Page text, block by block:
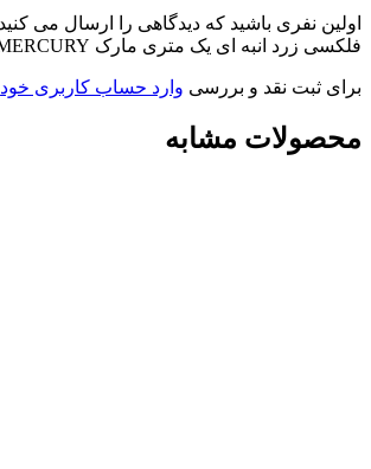
اولین نفری باشید که دیدگاهی را ارسال می
فلکسی زرد انبه ای یک متری مارک MERCURY”
برای ثبت نقد و بررسی وارد حساب کاربری خود
محصولات مشابه